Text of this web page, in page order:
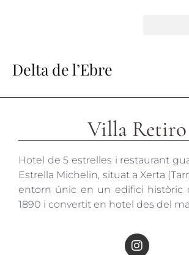
Delta de l’Ebre
Villa Retiro
Hotel de 5 estrelles i restaurant
Estrella Michelin, situat a Xerta
entorn únic en un edifici històric
1890 i convertit en hotel des del